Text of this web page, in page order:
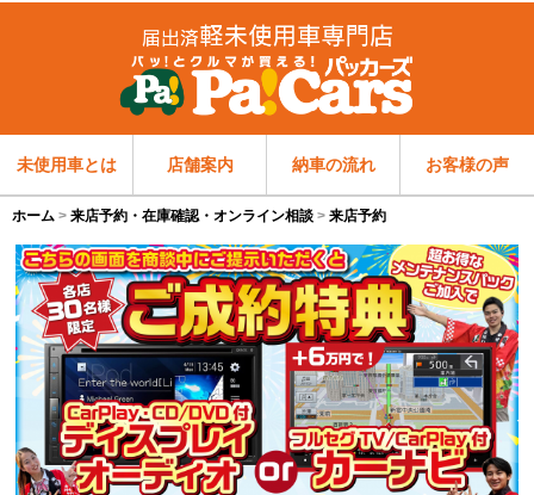
未使用車とは 店舗案内 納車の流れ お客様の声
ホーム 来店予約・在庫確認・オンライン相談 来店予約